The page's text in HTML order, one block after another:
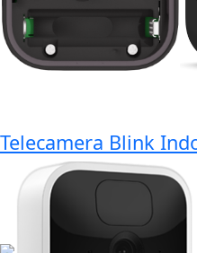
Telecamera Blink